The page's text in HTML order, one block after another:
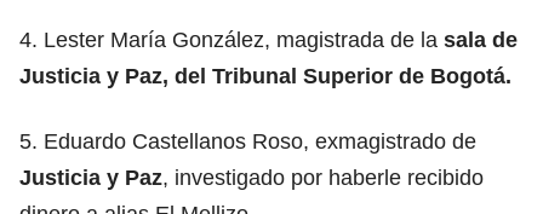
4. Lester María González, magistrada de la sala de
Justicia y Paz, del Tribunal Superior de Bogotá.
5. Eduardo Castellanos Roso, exmagistrado de
Justicia y Paz, investigado por haberle recibido